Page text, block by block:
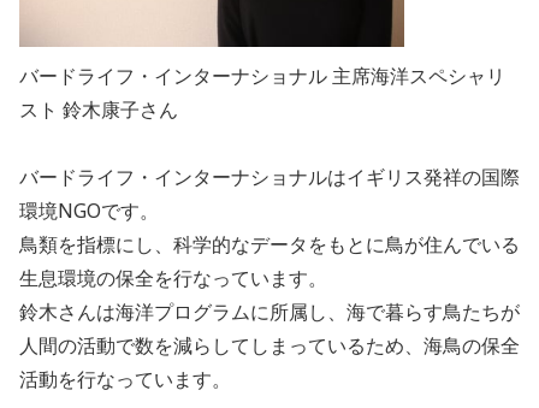
バードライフ・インターナショナル 主席海洋スペシャリ
スト 鈴木康子さん
バードライフ・インターナショナルはイギリス発祥の国際
環境NGOです。
鳥類を指標にし、科学的なデータをもとに鳥が住んでいる
生息環境の保全を行なっています。
鈴木さんは海洋プログラムに所属し、海で暮らす鳥たちが
人間の活動で数を減らしてしまっているため、海鳥の保全
活動を行なっています。